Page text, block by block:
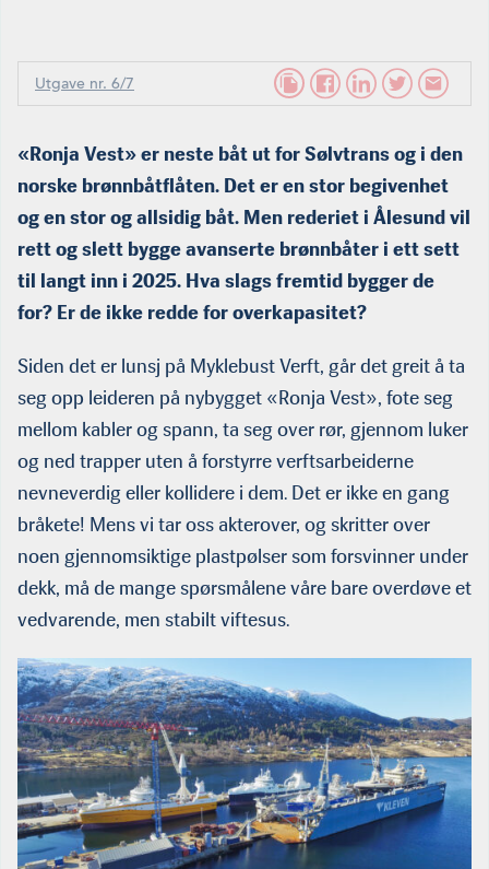
Utgave nr. 6/7
«Ronja Vest» er neste båt ut for Sølvtrans og i den
norske brønnbåtflåten. Det er en stor begivenhet
og en stor og allsidig båt. Men rederiet i Ålesund vil
rett og slett bygge avanserte brønnbåter i ett sett
til langt inn i 2025. Hva slags fremtid bygger de
for? Er de ikke redde for overkapasitet?
Siden det er lunsj på Myklebust Verft, går det greit å ta
seg opp leideren på nybygget «Ronja Vest», fote seg
mellom kabler og spann, ta seg over rør, gjennom luker
og ned trapper uten å forstyrre verftsarbeiderne
nevneverdig eller kollidere i dem. Det er ikke en gang
bråkete! Mens vi tar oss akterover, og skritter over
noen gjennomsiktige plastpølser som forsvinner under
dekk, må de mange spørsmålene våre bare overdøve et
vedvarende, men stabilt viftesus.